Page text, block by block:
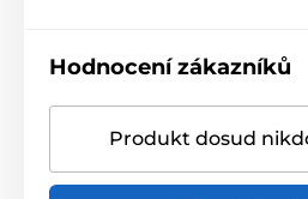
Hodnocení zákazníků
Produkt dosud